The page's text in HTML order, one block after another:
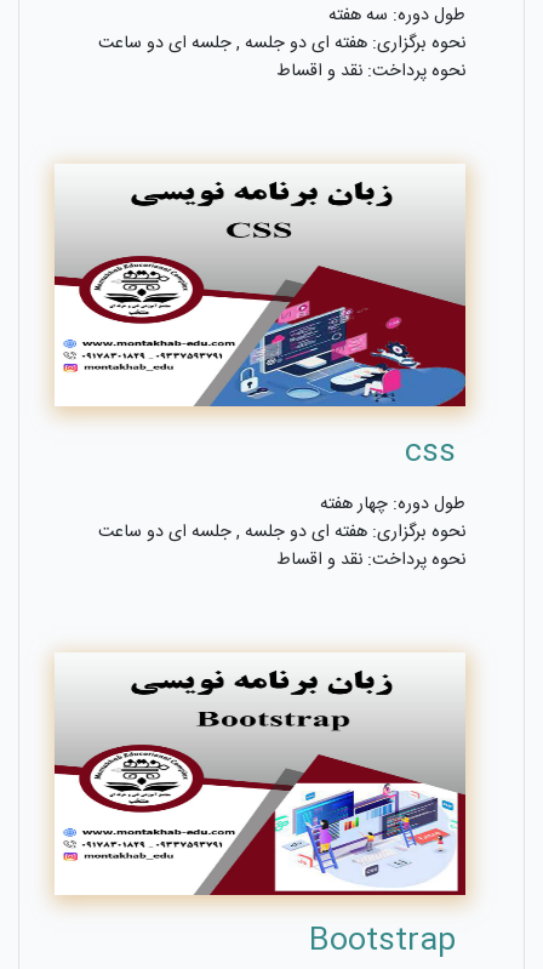
طول دوره: سه هفته
نحوه برگزاری: هفته ای دو جلسه , جلسه ای دو ساعت
نحوه پرداخت: نقد و اقساط
css
طول دوره: چهار هفته
نحوه برگزاری: هفته ای دو جلسه , جلسه ای دو ساعت
نحوه پرداخت: نقد و اقساط
Bootstrap